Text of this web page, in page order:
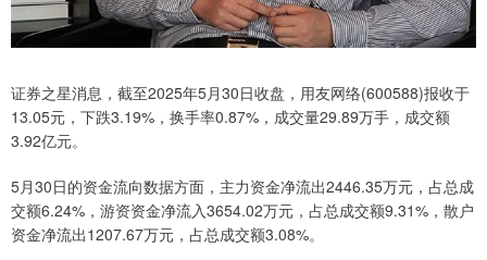
证券之星消息，截至2025年5月30日收盘，用友网络(600588)报收于
13.05元，下跌3.19%，换手率0.87%，成交量29.89万手，成交额
3.92亿元。
5月30日的资金流向数据方面，主力资金净流出2446.35万元，占总成
交额6.24%，游资资金净流入3654.02万元，占总成交额9.31%，散户
资金净流出1207.67万元，占总成交额3.08%。